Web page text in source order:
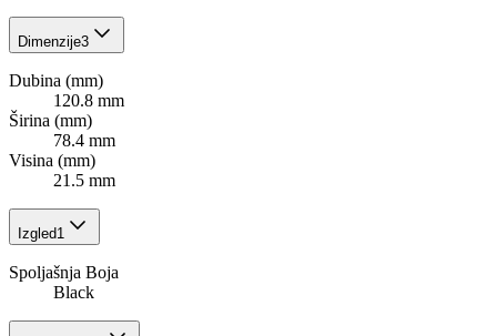
Dimenzije3
Dubina (mm)
120.8 mm
Širina (mm)
78.4 mm
Visina (mm)
21.5 mm
Izgled1
Spoljašnja Boja
Black